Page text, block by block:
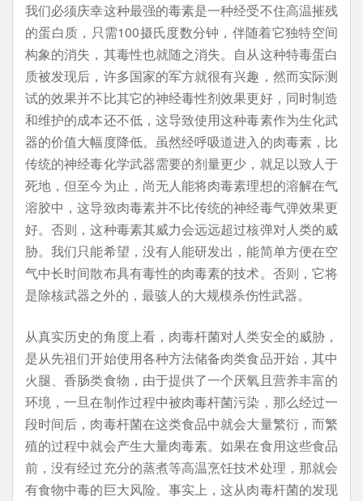
我们必须庆幸这种最强的毒素是一种经受不住高温摧残
的蛋白质，只需100摄氏度数分钟，伴随着它独特空间
构象的消失，其毒性也就随之消失。自从这种特毒蛋白
质被发现后，许多国家的军方就很有兴趣，然而实际测
试的效果并不比其它的神经毒性剂效果更好，同时制造
和维护的成本还不低，这导致使用这种毒素作为生化武
器的价值大幅度降低。虽然经呼吸道进入的肉毒素，比
传统的神经毒化学武器需要的剂量更少，就足以致人于
死地，但至今为止，尚无人能将肉毒素理想的溶解在气
溶胶中，这导致肉毒素并不比传统的神经毒气弹效果更
好。否则，这种毒素其威力会远远超过核弹对人类的威
胁。我们只能希望，没有人能研发出，能简单方便在空
气中长时间散布具有毒性的肉毒素的技术。否则，它将
是除核武器之外的，最骇人的大规模杀伤性武器。
从真实历史的角度上看，肉毒杆菌对人类安全的威胁，
是从先祖们开始使用各种方法储备肉类食品开始，其中
火腿、香肠类食物，由于提供了一个厌氧且营养丰富的
环境，一旦在制作过程中被肉毒杆菌污染，那么经过一
段时间后，肉毒杆菌在这类食品中就会大量繁衍，而繁
殖的过程中就会产生大量肉毒素。如果在食用这些食品
前，没有经过充分的蒸煮等高温烹饪技术处理，那就会
有食物中毒的巨大风险。事实上，这从肉毒杆菌的发现